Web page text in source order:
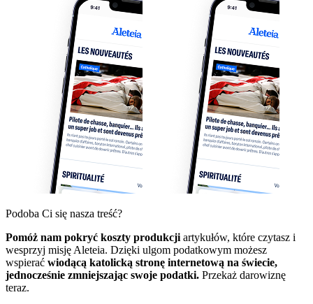
Podoba Ci się nasza treść?
Pomóż nam pokryć koszty produkcji artykułów, które czytasz i
wesprzyj misję Aleteia. Dzięki ulgom podatkowym możesz
wspierać wiodącą katolicką stronę internetową na świecie,
jednocześnie zmniejszając swoje podatki. Przekaż darowiznę
teraz.